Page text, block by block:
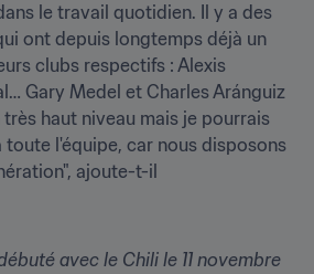
le travail quotidien. Il y a des
ont depuis longtemps déjà un
clubs respectifs : Alexis
Gary Medel et Charles Aránguiz
haut niveau mais je pourrais
toute l'équipe, car nous disposons
ajoute-t-il
avec le Chili le 11 novembre